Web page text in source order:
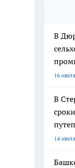
В
16 июля
В
14 июля